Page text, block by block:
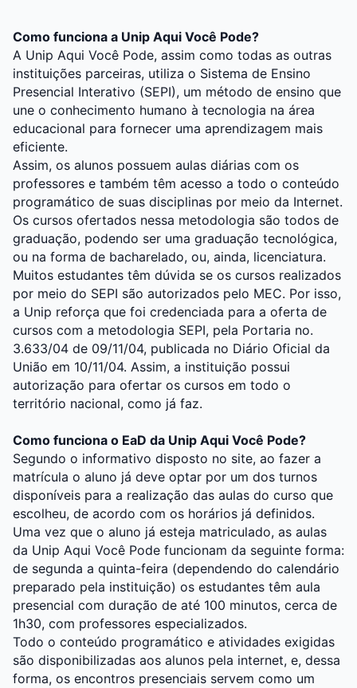
Como funciona a Unip Aqui Você Pode?
A Unip Aqui Você Pode, assim como todas as outras
instituições parceiras, utiliza o Sistema de Ensino
Presencial Interativo (SEPI), um método de ensino que
une o conhecimento humano à tecnologia na área
educacional para fornecer uma aprendizagem mais
eficiente.
Assim, os alunos possuem aulas diárias com os
professores e também têm acesso a todo o conteúdo
programático de suas disciplinas por meio da Internet.
Os cursos ofertados nessa metodologia são todos de
graduação, podendo ser uma graduação tecnológica,
ou na forma de bacharelado, ou, ainda, licenciatura.
Muitos estudantes têm dúvida se os cursos realizados
por meio do SEPI são autorizados pelo MEC. Por isso,
a Unip reforça que foi credenciada para a oferta de
cursos com a metodologia SEPI, pela Portaria no.
3.633/04 de 09/11/04, publicada no Diário Oficial da
União em 10/11/04. Assim, a instituição possui
autorização para ofertar os cursos em todo o
território nacional, como já faz.
Como funciona o EaD da Unip Aqui Você Pode?
Segundo o informativo disposto no site, ao fazer a
matrícula o aluno já deve optar por um dos turnos
disponíveis para a realização das aulas do curso que
escolheu, de acordo com os horários já definidos.
Uma vez que o aluno já esteja matriculado, as aulas
da Unip Aqui Você Pode funcionam da seguinte forma:
de segunda a quinta-feira (dependendo do calendário
preparado pela instituição) os estudantes têm aula
presencial com duração de até 100 minutos, cerca de
1h30, com professores especializados.
Todo o conteúdo programático e atividades exigidas
são disponibilizadas aos alunos pela internet, e, dessa
forma, os encontros presenciais servem como um